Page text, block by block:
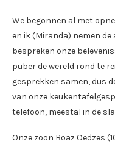
We begonnen al met
en ik (Miranda) nemen de
bespreken onze
puber de wereld rond te
gesprekken samen, dus
van onze
telefoon, meestal in de
Onze zoon Boaz Oedzes